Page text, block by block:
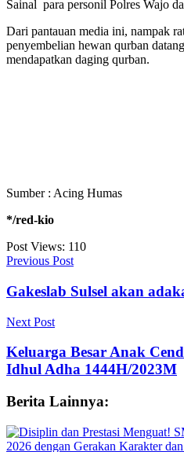
Sainal para personil Polres Wajo
Dari pantauan media ini, nampak
penyembelian hewan qurban
mendapatkan daging qurban.
Sumber : Acing Humas
*/red-kio
Post Views: 110
Previous Post
Gakeslab Sulsel akan
Next Post
Keluarga Besar Anak
Idhul Adha 1444H/2023M
Berita Lainnya: